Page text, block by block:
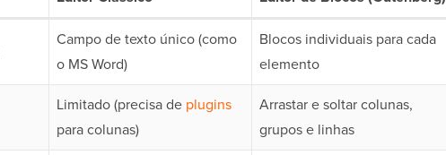
Campo de texto único (como
o MS Word)
Blocos individuais para cada
elemento
Limitado (precisa de plugins
para colunas)
Arrastar e soltar colunas,
grupos e linhas